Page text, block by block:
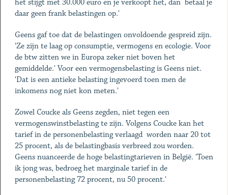
het stijgt met 30.000 euro en je verkoopt het, dan betaal je
daar geen frank belastingen op.'
Geens gaf toe dat de belastingen onvoldoende gespreid zijn.
'Ze zijn te laag op consumptie, vermogens en ecologie. Voor
de btw zitten we in Europa zeker niet boven het
gemiddelde.' Voor een vermogensbelasting is Geens niet.
'Dat is een antieke belasting ingevoerd toen men de
inkomens nog niet kon meten.'
Zowel Coucke als Geens zegden, niet tegen een
vermogenswinstbelasting te zijn. Volgens Coucke kan het
tarief in de personenbelasting verlaagd worden naar 20 tot
25 procent, als de belastingbasis verbreed zou worden.
Geens nuanceerde de hoge belastingtarieven in België. 'Toen
ik jong was, bedroeg het marginale tarief in de
personenbelasting 72 procent, nu 50 procent.'